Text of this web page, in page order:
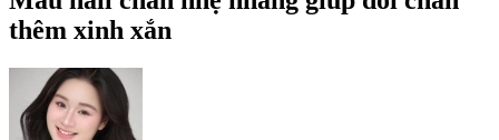
thêm xinh xắn